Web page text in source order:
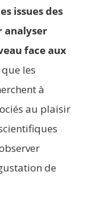
issues des
analyser
face aux
les
à
au plaisir
de